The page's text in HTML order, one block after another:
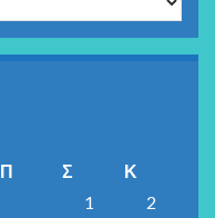
Π Σ
Κ
1
2